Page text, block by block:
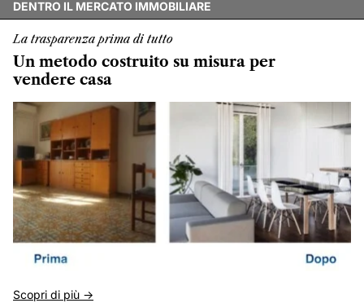
DENTRO IL MERCATO IMMOBILIARE
La trasparenza prima di tutto
Un metodo costruito su misura per
vendere casa
Scopri di più ->